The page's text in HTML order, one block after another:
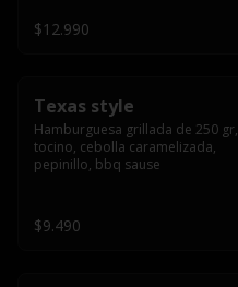
$12.990
Texas style
Hamburguesa grillada de 250 gr,
tocino, cebolla caramelizada,
pepinillo, bbq sause
$9.490